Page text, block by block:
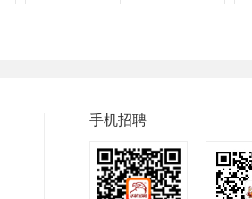
手机招聘